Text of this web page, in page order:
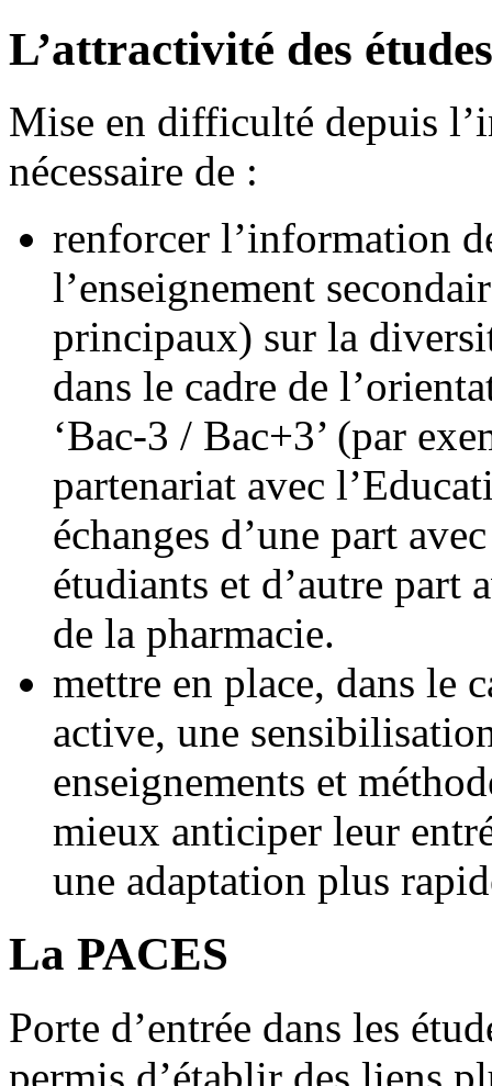
L’attractivité des
Mise en difficulté depuis
nécessaire de :
renforcer l’information
l’enseignement
principaux) sur la
dans le cadre de
‘Bac-3 / Bac+3’ (par
partenariat avec
échanges d’une part
étudiants et d’autre part
de la pharmacie.
mettre en place, dans le
active, une
enseignements et
mieux anticiper leur
une adaptation plus
La PACES
Porte d’entrée dans les